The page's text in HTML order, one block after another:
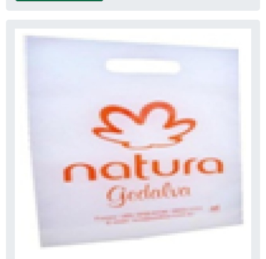
suficiente para atender todas as demandas.
Tudo isso, somado à performance de uma
equipe multidisciplinar de consultores
associados e profissionais com vasta
ciclo de entrega com excelência para toda
a carteira de clientes.